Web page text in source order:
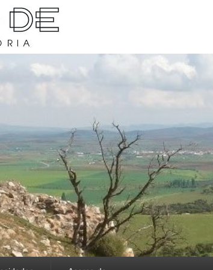
y su historia